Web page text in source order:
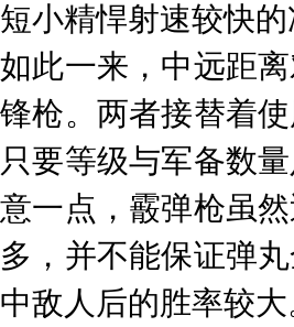
短小精悍射速较快
如此一来，中远距
锋枪。两者接替着
只要等级与军备数
意一点，霰弹枪虽
多，并不能保证弹
中敌人后的胜率较大